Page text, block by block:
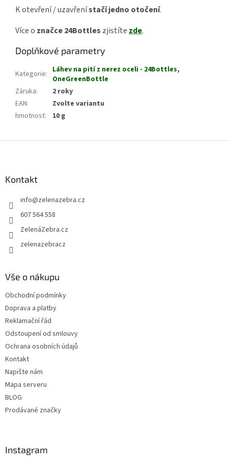
K otevření / uzavřenístačí jedno otočení.
Více o značce 24Bottles zjistíte zde.
Doplňkové parametry
Kategorie: Láhev na pití z nerez oceli - 24Bottles,
OneGreenBottle
Záruka:
2 roky
EAN:
Zvolte variantu
hmotnost: 10 g
Kontakt
info@zelenazebra.cz
607 564 558
ZelenáZebra.cz
zelenazebracz
Vše o nákupu
Obchodní podmínky
Doprava a platby
Reklamační řád
Odstoupení od smlouvy
Ochrana osobních údajů
Kontakt
Napište nám
Mapa serveru
BLOG
Prodávané značky
Instagram